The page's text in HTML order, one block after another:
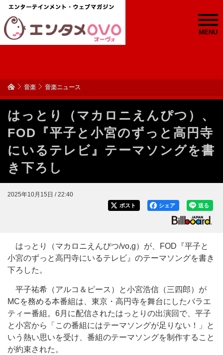
MENU
音楽 音楽ニュース
はっとり（マカロニえんぴつ）、
FOD『平子と小宮のずっと高円寺
にいるテレビ』テーマソングを書
き下ろし
2025年10月15日 / 22:40
送る
シェア
ポスト
はっとり（マカロニえんぴつ/vo,g）が、FOD『平子と
小宮のずっと高円寺にいるテレビ』のテーマソングを書き
下ろした。
平子祐希（アルコ＆ピース）と小宮浩信（三四郎）が
MCを務める本番組は、東京・高円寺を舞台にしたバラエ
ティー番組。6月に配信されたはっとりの出演回で、平子
と小宮から「この番組にはテーマソングが足りない！」と
いう熱い思いを受け、番組のテーマソングを制作すること
が約束された。